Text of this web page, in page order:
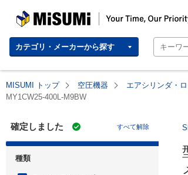
MISUMI | Your Time, Our Priority
カテゴリ・メーカーから探す
MISUMI トップ 空圧機器 エアシリンダ・
MY1CW25-400L-M9BW
確定しました すべて解除
種類